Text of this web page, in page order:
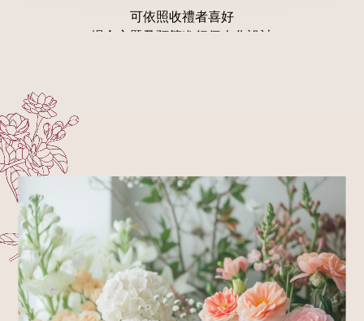
可依照收禮者喜好
場合主題及預算進行個人化設計